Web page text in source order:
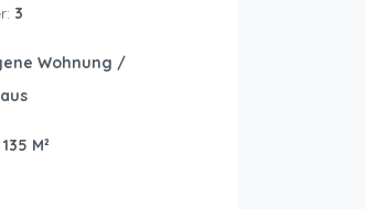
3
Wohnung /
135 M²